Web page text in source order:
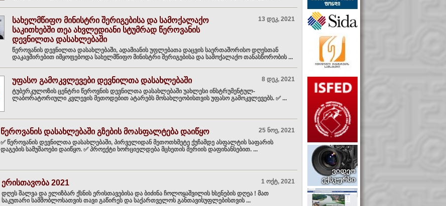
სახელმწიფო მინისტრი შერიგებისა და სამოქალაქო
საკითხებში თეა ახვლედიანი სტუმრად წეროვანის
დევნილთა დასახლებაში
13 დეკ, 2021
წეროვანის დევნილთა დასახლებაში, ადამიანის უფლებათა დაცვის საერთაშორისო დღესთან
დაკავშირებით იმყოფებოდა სახელმწიფო მინისტრი შერიგებისა და სამოქალაქო თანასწორობის ...
უფასო გამოკვლევები დევნილთა დასახლებაში
8 დეკ, 2021
ტუბერკულოზის ცენტრი წეროვნის დევნილთა დასახლებაში უახლესი ინსტრუმენტულ-
ლაბორატორიული კვლევის მეთოდებით ატარებს მოსახლეობისთვის უფასო გამოკვლევებს. ✅ ...
წეროვანის დასახლებაში გზების მოასფალტება დაიწყო
25 ნოე, 2021
✅ წეროვანის დევნილთა დასახლებაში, პირველიდან მეთოთხმეტე ქუჩამდე ასფალტის საფარის
დაგების სამუშაოები დაიწყო. ✅ პროექტი ხორციელდება მცხეთის მერიის დაფინანსებით. ...
ერისთავობა 2021
1 ოქტ, 2021
დღეს შალვა და ელიზბარ ქსნის ერისთავებისა და ბიძინა ჩოლოყაშვილის ხსენების დღეა ! მათ
საკუთარი სამშობლოსათვის თავი გაწირეს და საქართველოს განთავისუფლებისთვის ...